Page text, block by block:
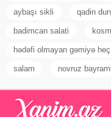
aybaşı sikli qadin
badimcan salati
hədəfi olmayan gəmiyə
salam novruz